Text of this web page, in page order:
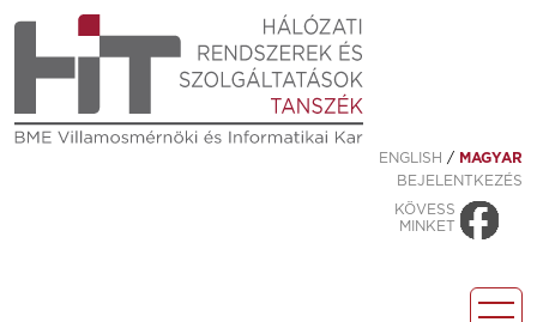
ENGLISH / MAGYAR
BEJELENTKEZÉS
KÖVESS
MINKET